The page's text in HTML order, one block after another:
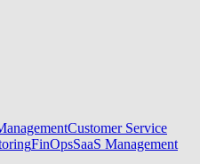
Customer Service
FinOpsSaaS Management